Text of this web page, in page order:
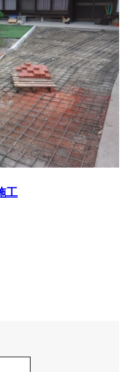
工